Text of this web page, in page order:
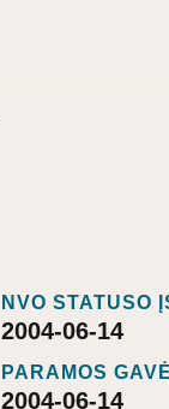
NVO STATUSO
2004-06-14
PARAMOS
2004-06-14